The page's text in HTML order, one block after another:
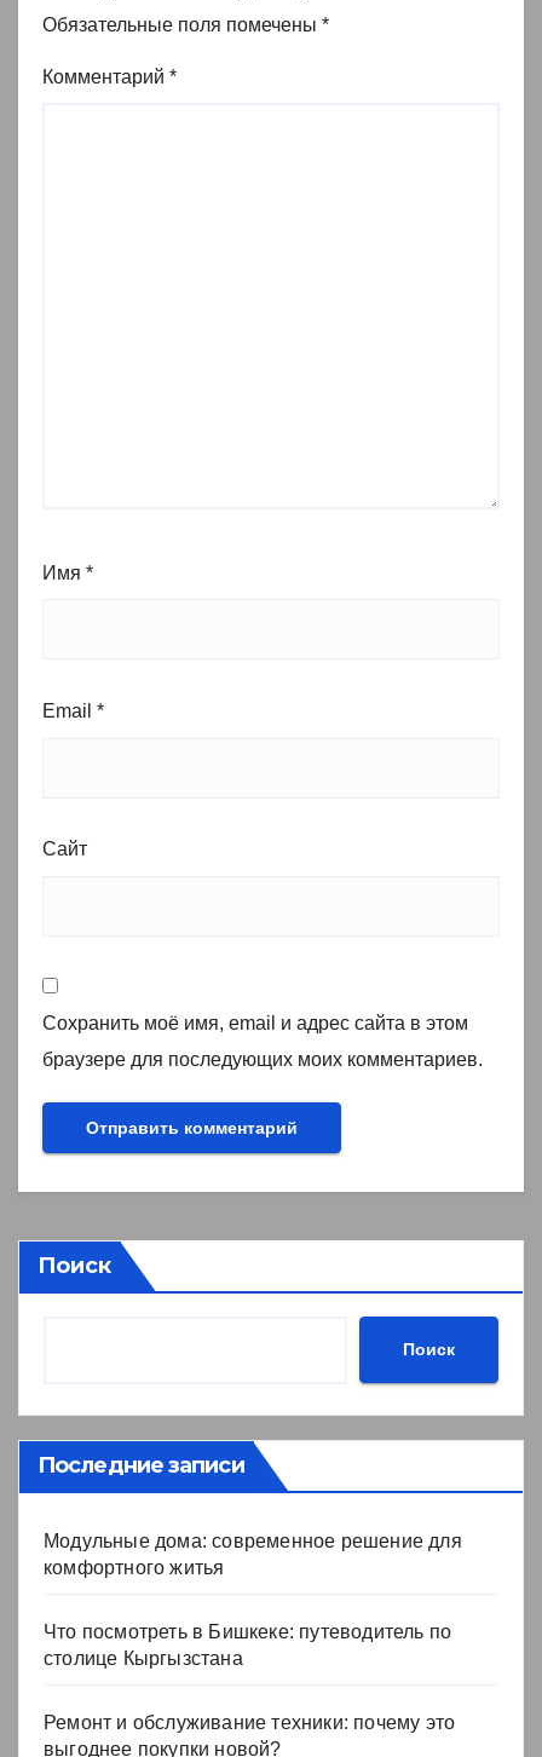
Обязательные поля помечены *
Комментарий *
Имя *
Email *
Сайт
Сохранить моё имя, email и адрес сайта в этом
браузере для последующих моих комментариев.
Поиск
Поиск
Последние записи
Модульные дома: современное решение для
комфортного житья
Что посмотреть в Бишкеке: путеводитель по
столице Кыргызстана
Ремонт и обслуживание техники: почему это
выгоднее покупки новой?